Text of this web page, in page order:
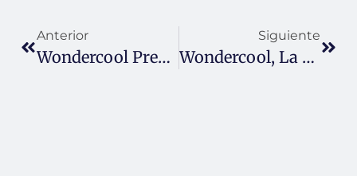
Anterior
Wondercool Presente En HYT Málaga 2026
Siguiente
Wondercool, La Empresa Más Innovadora En Maquinaria Para Hostelería